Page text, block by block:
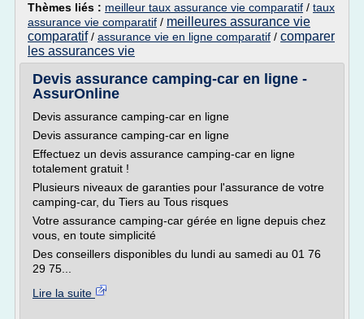
Thèmes liés : meilleur taux assurance vie comparatif / taux
assurance vie comparatif / meilleures assurance vie
comparatif/ assurance vie en ligne comparatif / comparer
les assurances vie
Devis assurance camping-car en ligne -
AssurOnline
Devis assurance camping-car en ligne
Devis assurance camping-car en ligne
Effectuez un devis assurance camping-car en ligne
totalement gratuit !
Plusieurs niveaux de garanties pour l'assurance de votre
camping-car, du Tiers au Tous risques
Votre assurance camping-car gérée en ligne depuis chez
vous, en toute simplicité
Des conseillers disponibles du lundi au samedi au 01 76
29 75...
Lire la suite